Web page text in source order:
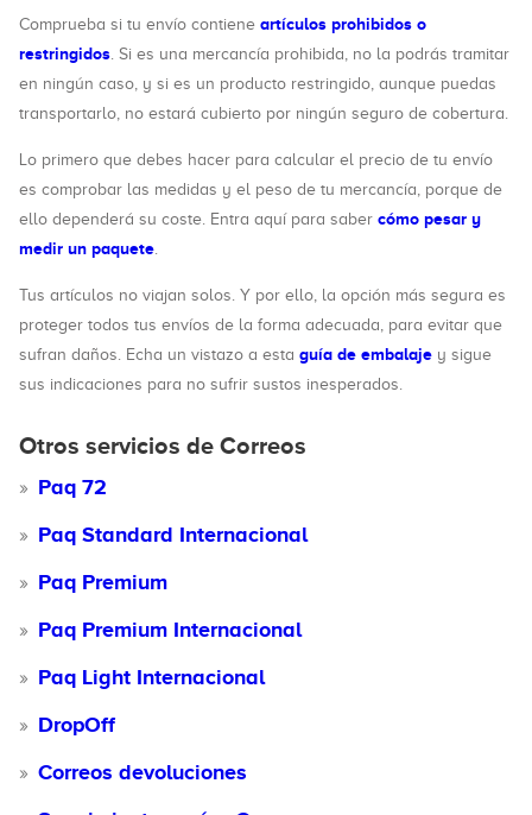
Comprueba si tu envío contiene artículos prohibidos o
restringidos. Si es una mercancía prohibida, no la podrás tramitar
en ningún caso, y si es un producto restringido, aunque puedas
transportarlo, no estará cubierto por ningún seguro de cobertura.
Lo primero que debes hacer para calcular el precio de tu envío
es comprobar las medidas y el peso de tu mercancía, porque de
ello dependerá su coste. Entra aquí para saber cómo pesar y
medir un paquete.
Tus artículos no viajan solos. Y por ello, la opción más segura es
proteger todos tus envíos de la forma adecuada, para evitar que
sufran daños. Echa un vistazo a esta guía de embalaje y sigue
sus indicaciones para no sufrir sustos inesperados.
Otros servicios de Correos
Paq 72
Paq Standard Internacional
Paq Premium
Paq Premium Internacional
Paq Light Internacional
DropOff
Correos devoluciones